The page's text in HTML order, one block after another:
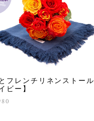
フレンチリネンストール
ビー】